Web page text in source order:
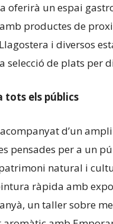
oferirà un espai
productes de
i diversos
selecció de plats per
els públics
d’un
pensades per a un
natural i
ràpida amb
un taller sobre